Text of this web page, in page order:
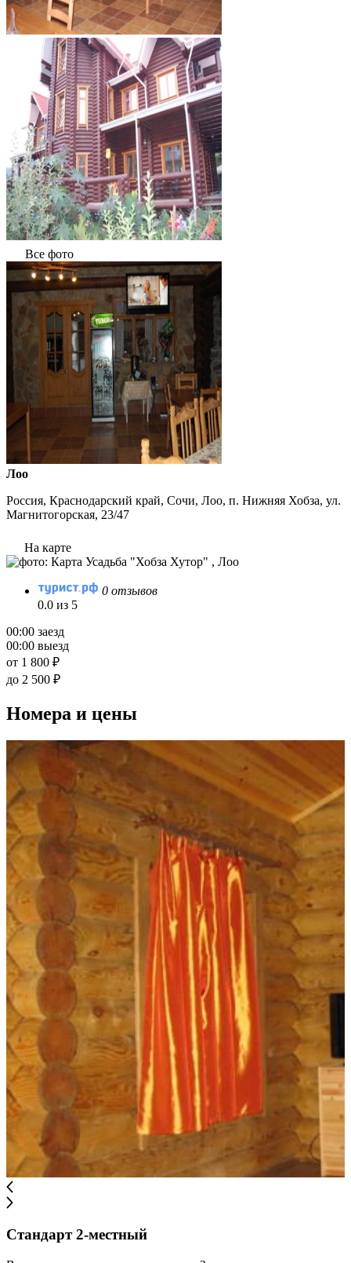
Все фото
Лоо
Россия, Краснодарский край, Сочи, Лоо, п. Нижняя Хобза, ул.
Магнитогорская, 23/47
На карте
0 отзывов
0.0 из 5
00:00 заезд
00:00 выезд
от 1 800 ₽
до 2 500 ₽
Номера и цены
Стандарт 2-местный